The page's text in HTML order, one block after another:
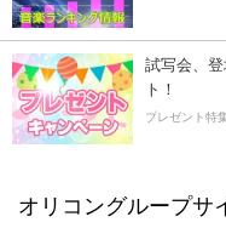
試写会、
ト！
プレゼント特
オリコングループサ